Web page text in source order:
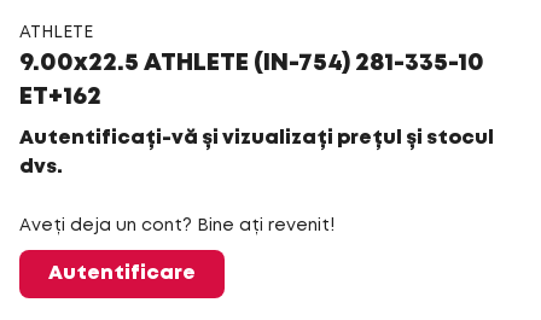
ATHLETE
9.00x22.5 ATHLETE (IN-754) 281-335-10
ET+162
Autentificați-vă și vizualizați prețul și stocul
dvs.
Aveți deja un cont? Bine ați revenit!
Autentificare